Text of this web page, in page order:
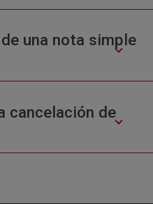
una nota simple
cancelación de